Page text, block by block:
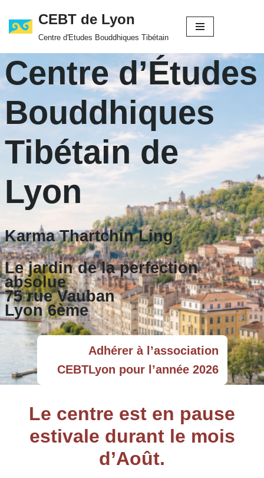
Aller
contenu
CEBT de Lyon
Centre d'Etudes Bouddhiques Tibétain
Centre d’Études
Bouddhiques
Tibétain de
Lyon
Karma Thartchin Ling
Le jardin de la perfection
absolue
75 rue Vauban
Lyon 6ème
Adhérer à l’association
CEBTLyon pour l’année 2026
Le centre est en pause
estivale durant le mois
d’Août.